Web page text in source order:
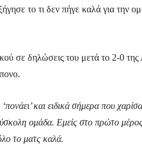
το τι δεν πήγε καλά για την
σε δηλώσεις του μετά το 2-0
και ειδικά σήμερα που
ομάδα. Εμείς στο πρώτο μέρος
το ματς καλά.